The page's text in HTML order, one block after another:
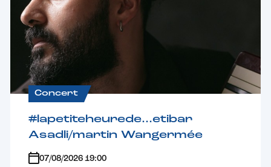
Concert
#lapetiteheurede…etibar
Asadli/martin Wangermée
07/08/2026 19:00